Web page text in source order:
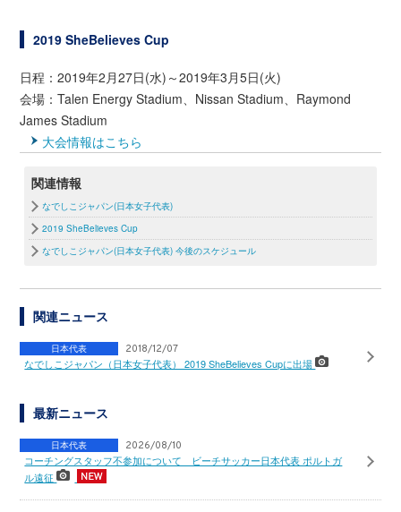
2019 SheBelieves Cup
日程：2019年2月27日(水)～2019年3月5日(火)
会場：Talen Energy Stadium、Nissan Stadium、Raymond
James Stadium
大会情報はこちら
関連情報
なでしこジャパン(日本女子代表)
2019 SheBelieves Cup
なでしこジャパン(日本女子代表) 今後のスケジュール
関連ニュース
日本代表 2018/12/07
なでしこジャパン（日本女子代表） 2019 SheBelieves Cupに出場
最新ニュース
日本代表 2026/08/10
コーチングスタッフ不参加について ビーチサッカー日本代表 ポルトガ
ル遠征